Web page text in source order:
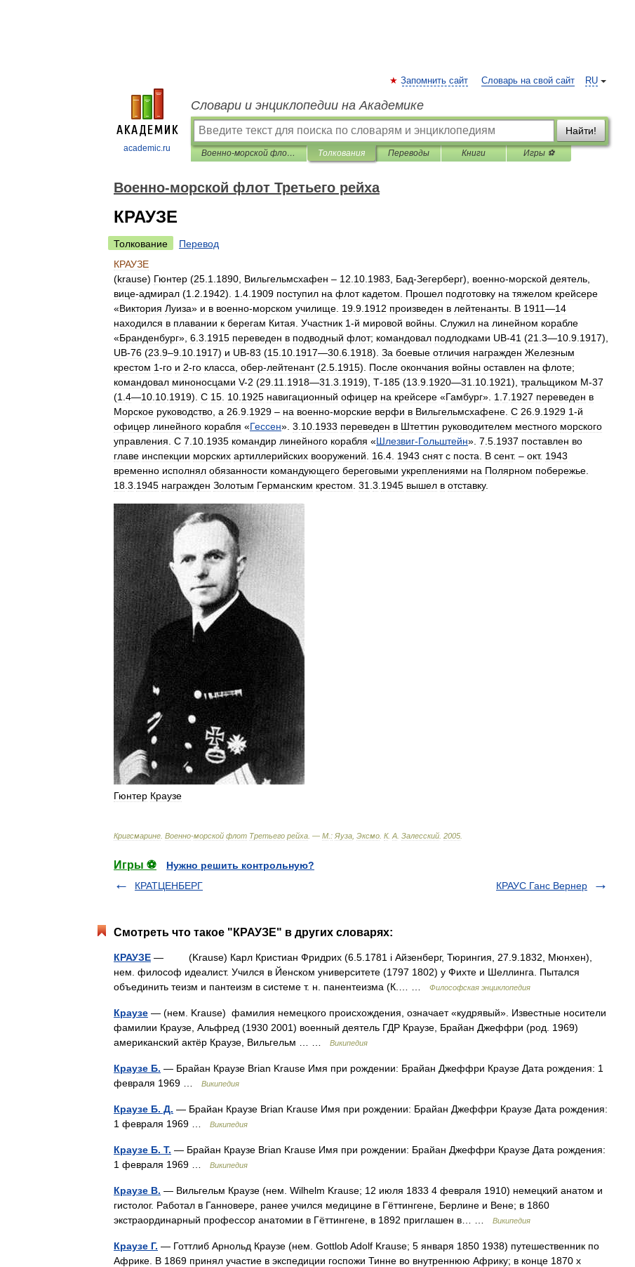
academic.ru
RU
Запомнить сайт Словарь на свой сайт
Словари и энциклопедии на Академике
Найти!
Военно-морской флот Третьего рейха Толкования Переводы Книги Игры ⚽
Военно-морской флот Третьего рейха
КРАУЗЕ
Толкование
Перевод
КРАУЗЕ
(krause) Гюнтер (25 1 1890 Вильгельмсхафен – 12 10 1983 Бад-Зегерберг), военно-морской деятель
вице-адмирал (1 2 1942). 1 4 1909 поступил на флот кадетом Прошел подготовку на тяжелом крейсере
«Виктория Луиза» и в военно-морском училище 19 9 1912 произведен в лейтенанты В 1911—14
находился в плавании к берегам Китая Участник 1-й мировой войны Служил на линейном корабле
«Бранденбург», 6 3 1915 переведен в подводный флот; командовал подлодками UB-41 (21 3—10 9 1917),
UB-76 (23 9–9 10 1917) и UB-83 (15 10 1917—30 6 1918). За боевые отличия награжден Железным
крестом 1-го и 2-го класса обер-лейтенант(2 5 1915). После окончания войны оставлен на флоте;
командовал миноносцами V-2 (29 11 1918—31 3 1919), Т-185 (13 9 1920—31 10 1921), тральщиком М-37
(1 4—10 10 1919). С 15 10 1925 навигационный офицер на крейсере «Гамбург». 1 7 1927 переведен в
Морское руководство а 26 9 1929 – на военно-морские верфи в Вильгельмсхафене С 26 9 1929 1-й
офицер линейного корабля «Гессен». 3 10 1933 переведен в Штеттин руководителем местного морского
управления С 7 10 1935 командир линейного корабля «Шлезвиг-Гольштейн». 7 5 1937 поставлен во
главе инспекции морских артиллерийских вооружений 16 4 1943 снят с поста В сент. – окт. 1943
временно исполнял обязанности командующего береговыми укреплениями на Полярном побережье
18 3 1945 награжден Золотым Германским крестом 31 3 1945 вышел в отставку.
Гюнтер Краузе
Кригсмарине Военно-морской флот Третьего рейха . — М : Яуза Эксмо К. А Залесский 2005
Игры ⚽
Нужно решить контрольную?
КРАТЦЕНБЕРГ
КРАУС Ганс Вернер
Смотреть что такое "КРАУЗЕ" в других словарях:
КРАУЗЕ — (Krause) Карл Кристиан Фридрих (6.5.1781 i Айзенберг, Тюрингия, 27.9.1832, Мюнхен),
нем. философ идеалист. Учился в Йенском университете (1797 1802) у Фихте и Шеллинга. Пытался
объединить теизм и пантеизм в системе т. н. панентеизма (К.… …
Философская энциклопедия
Краузе — (нем. Krause) фамилия немецкого происхождения, означает «кудрявый». Известные носители
фамилии Краузе, Альфред (1930 2001) военный деятель ГДР Краузе, Брайан Джеффри (род. 1969)
американский актёр Краузе, Вильгельм … …
Википедия
Краузе Б. — Брайан Краузе Brian Krause Имя при рождении: Брайан Джеффри Краузе Дата рождения: 1
февраля 1969 …
Википедия
Краузе Б. Д. — Брайан Краузе Brian Krause Имя при рождении: Брайан Джеффри Краузе Дата рождения:
1 февраля 1969 …
Википедия
Краузе Б. Т. — Брайан Краузе Brian Krause Имя при рождении: Брайан Джеффри Краузе Дата рождения:
1 февраля 1969 …
Википедия
Краузе В. — Вильгельм Краузе (нем. Wilhelm Krause; 12 июля 1833 4 февраля 1910) немецкий анатом и
гистолог. Работал в Ганновере, ранее учился медицине в Гёттингене, Берлине и Вене; в 1860
экстраординарный профессор анатомии в Гёттингене, в 1892 приглашен в… …
Википедия
Краузе Г. — Готтлиб Арнольд Краузе (нем. Gottlob Adolf Krause; 5 января 1850 1938) путешественник по
Африке. В 1869 принял участие в экспедиции госпожи Тинне во внутреннюю Африку; в конце 1870 х